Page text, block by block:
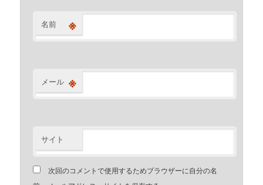
名前 ※
メール ※
サイト
次回のコメントで使用するためブラウザーに自分の名